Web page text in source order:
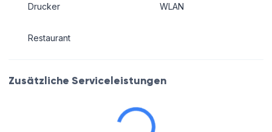
Drucker
Restaurant
WLAN
Zusätzliche Serviceleistungen